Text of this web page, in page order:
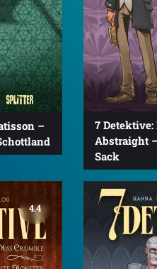
–
7
Abstraight
Sack
4.4